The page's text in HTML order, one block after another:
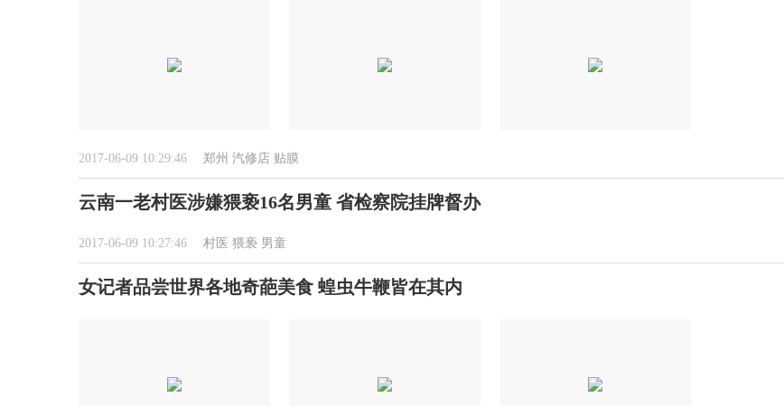
2017-06-09 10:29:46 郑州 汽修店 贴膜
云南一老村医涉嫌猥亵16名男童 省检察院挂牌督办
2017-06-09 10:27:46 村医 猥亵 男童
女记者品尝世界各地奇葩美食 蝗虫牛鞭皆在其内